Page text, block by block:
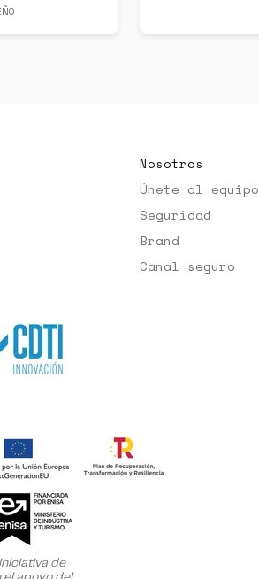
Nosotros
Únete al equipo
Seguridad
Brand
Canal seguro
de